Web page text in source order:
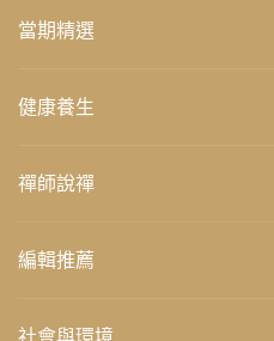
當期精選
健康養生
禪師說禪
編輯推薦
社會與環境